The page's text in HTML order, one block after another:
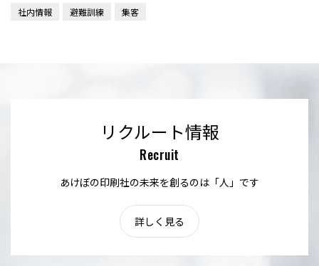
社内情報 避難訓練 集客
リクルート情報
Recruit
あけぼの印刷社の未来を創るのは「人」です
詳しく見る